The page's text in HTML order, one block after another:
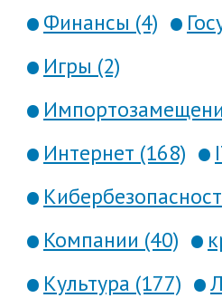
Финансы (4)
Игры (2)
Интернет (168)
Компании (40)
Культура (177)